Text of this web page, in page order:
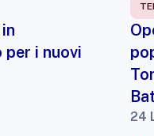
per i nuovi
24